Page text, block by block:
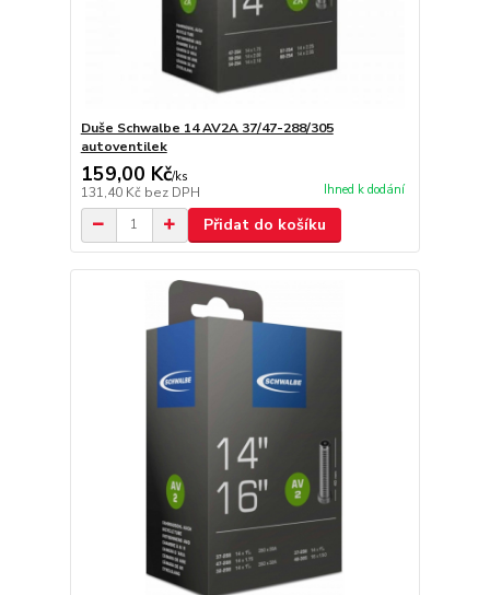
Duše Schwalbe 14 AV2A 37/47-288/305
autoventilek
159,00 Kč/ks
131,40 Kč bez DPH Ihned k dodání
Přidat do košíku